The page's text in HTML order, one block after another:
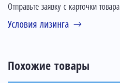
Отправьте заявку с карточки товара
Условия лизинга
Похожие товары